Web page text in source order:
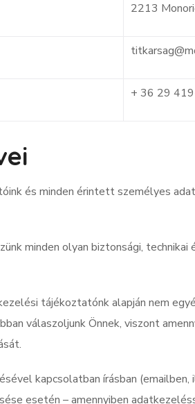
2213
+ 36 29
és minden érintett személyes
minden olyan biztonsági,
tájékoztatónk alapján nem
válaszoljunk Önnek, viszont
kapcsolatban írásban
esetén – amennyiben